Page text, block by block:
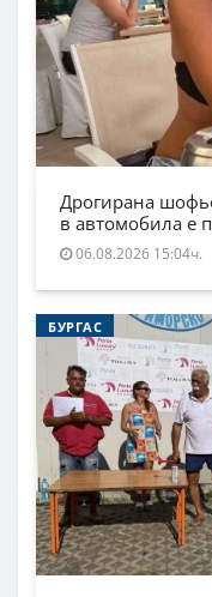
Дрогирана
в автомобила е
06.08.2026 15:04ч.
БУРГАС